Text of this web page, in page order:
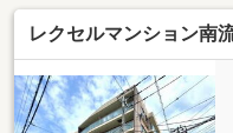
ム等の共用施設◆
シェルジュサービ
備◆「1階お庭生
日は＋αの暮らし
～◆収納充実～
ブル防止
レクセルマンション南